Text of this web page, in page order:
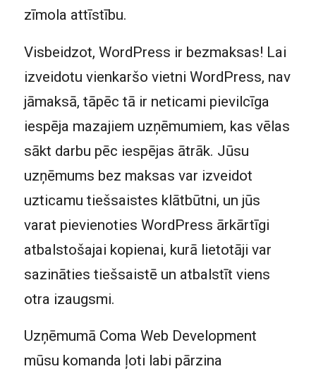
zīmola attīstību.
Visbeidzot, WordPress ir bezmaksas! Lai
izveidotu vienkaršo vietni WordPress, nav
jāmaksā, tāpēc tā ir neticami pievilcīga
iespēja mazajiem uzņēmumiem, kas vēlas
sākt darbu pēc iespējas ātrāk. Jūsu
uzņēmums bez maksas var izveidot
uzticamu tiešsaistes klātbūtni, un jūs
varat pievienoties WordPress ārkārtīgi
atbalstošajai kopienai, kurā lietotāji var
sazināties tiešsaistē un atbalstīt viens
otra izaugsmi.
Uzņēmumā Coma Web Development
mūsu komanda ļoti labi pārzina